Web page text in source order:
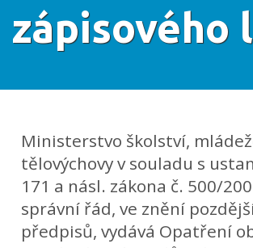
zápisového
Ministerstvo školství,
tělovýchovy v souladu s
171 a násl. zákona č. 500/
správní řád, ve znění
předpisů, vydává Opatření